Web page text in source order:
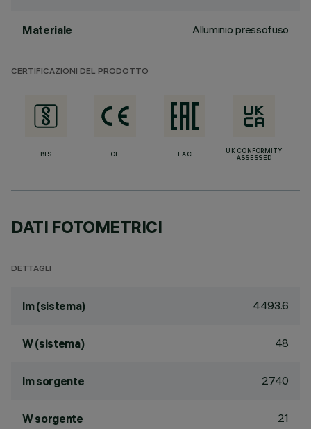
Materiale Alluminio pressofuso
CERTIFICAZIONI DEL PRODOTTO
BIS CE EAC
UK CONFORMITY
ASSESSED
DATI FOTOMETRICI
DETTAGLI
lm (sistema) 4493.6
W (sistema) 48
lm sorgente 2740
W sorgente 21